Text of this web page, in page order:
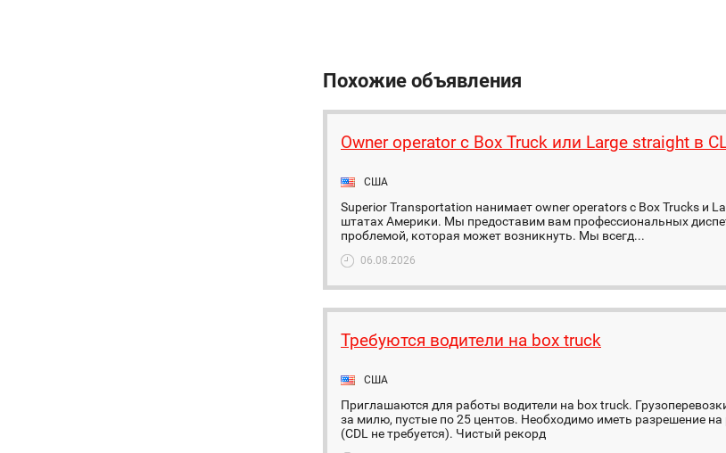
Похожие объявления
Owner operator с Box Truck или Large straight в
США
Superior Transportation нанимает оwner operators c Box Trucks и
штатах Америки. Мы предоставим вам профессиональных
проблемой, которая может возникнуть. Мы всегд...
06.08.2026
Требуются водители на box truck
США
Приглашаются для работы водители на box truck.
за милю, пустые по 25 центов. Необходимо иметь разрешение на
(CDL не требуется). Чистый рекорд